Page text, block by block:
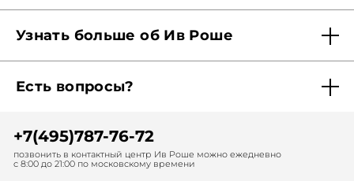
Карта Мерси
Отследить заказ
Записаться в спа-салон
Узнать больше об Ив Роше
Наши обязательства
Диагностика волос
Есть вопросы?
Обратная связь
Подписаться на рассылки
+7(495)787-76-72
позвонить в контактный центр Ив Роше можно ежедневно
с 8:00 до 21:00 по московскому времени